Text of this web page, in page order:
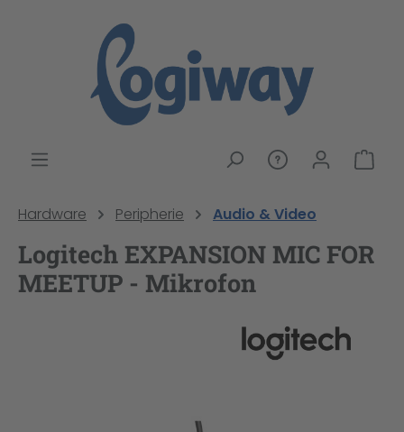
Hardware Peripherie Audio & Video
Logitech EXPANSION MIC FOR
MEETUP - Mikrofon
Bildergalerie überspringen